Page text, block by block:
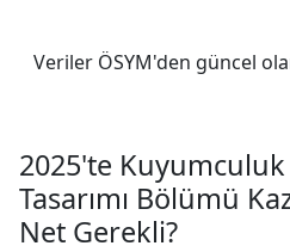
Veriler ÖSYM'den güncel
2025'te
Tasarımı Bölümü
Net Gerekli?